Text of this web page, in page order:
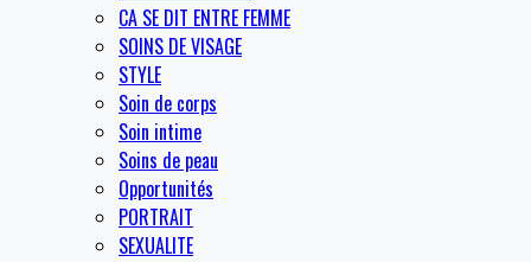
CA SE DIT ENTRE FEMME
SOINS DE VISAGE
STYLE
Soin de corps
Soin intime
Soins de peau
Opportunités
PORTRAIT
SEXUALITE